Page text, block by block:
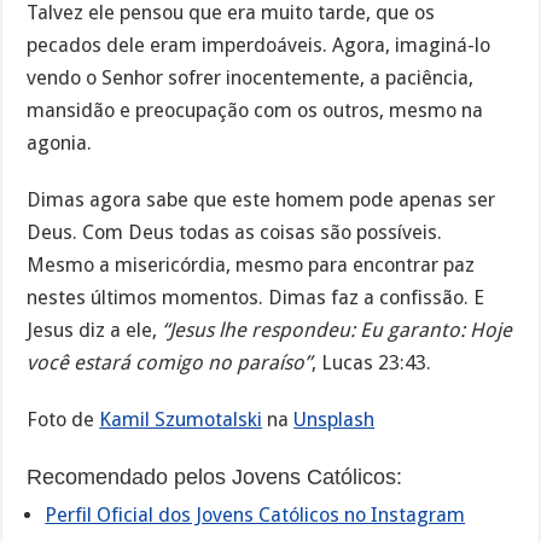
Talvez ele pensou que era muito tarde, que os
pecados dele eram imperdoáveis. Agora, imaginá-lo
vendo o Senhor sofrer inocentemente, a paciência,
mansidão e preocupação com os outros, mesmo na
agonia.
Dimas agora sabe que este homem pode apenas ser
Deus. Com Deus todas as coisas são possíveis.
Mesmo a misericórdia, mesmo para encontrar paz
nestes últimos momentos. Dimas faz a confissão. E
Jesus diz a ele, “Jesus lhe respondeu: Eu garanto: Hoje
você estará comigo no paraíso”, Lucas 23:43.
Foto de Kamil Szumotalski na Unsplash
Recomendado pelos Jovens Católicos:
Perfil Oficial dos Jovens Católicos no Instagram